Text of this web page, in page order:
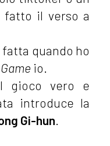
fatto il verso a
fatta quando ho
io.
gioco vero e
introduce la
Gi-hun.